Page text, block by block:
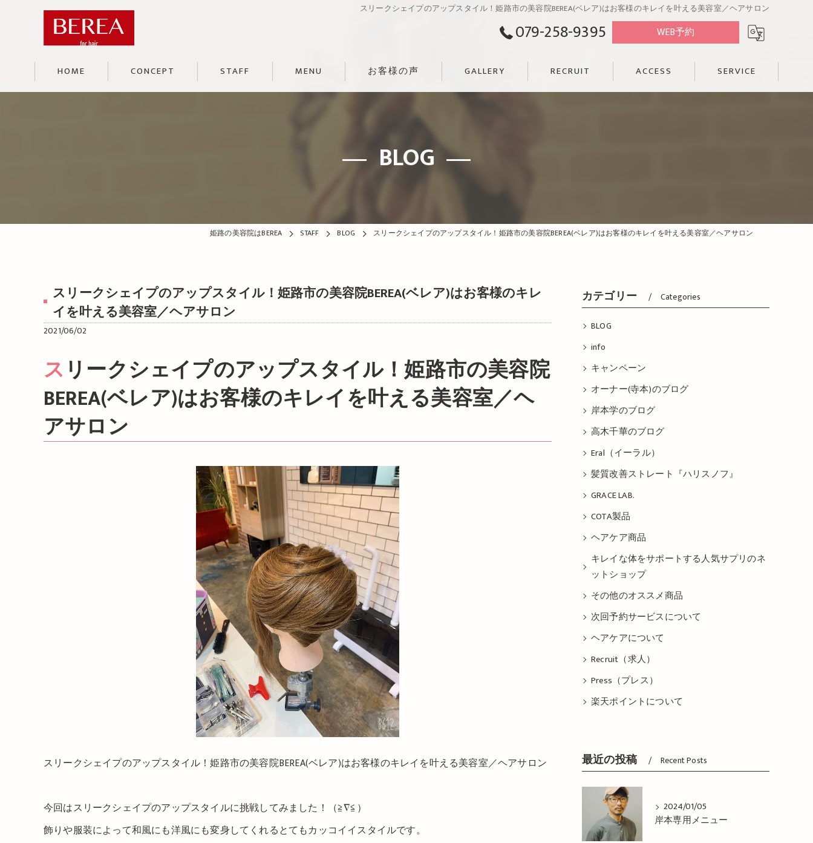
スリークシェイプのアップスタイル！姫路市の美容院BEREA(ベレア)はお客様のキレイを叶える美容室／ヘアサロン
079-258-9395 WEB予約
HOME CONCEPT STAFF MENU お客様の声 GALLERY RECRUIT ACCESS SERVICE
BLOG
姫路の美容院はBEREA STAFF BLOG スリークシェイプのアップスタイル！姫路市の美容院BEREA(ベレア)はお客様のキレイを叶える美容室／ヘアサロン
スリークシェイプのアップスタイル！姫路市の美容院BEREA(ベレア)はお客様のキレ
イを叶える美容室／ヘアサロン
2021/06/02
スリークシェイプのアップスタイル！姫路市の美容院
BEREA(ベレア)はお客様のキレイを叶える美容室／ヘ
アサロン
スリークシェイプのアップスタイル！姫路市の美容院BEREA(ベレア)はお客様のキレイを叶える美容室／ヘアサロン
今回はスリークシェイプのアップスタイルに挑戦してみました！（≧∇≦）
飾りや服装によって和風にも洋風にも変身してくれるとてもカッコイイスタイルです。
カテゴリー Categories
BLOG
info
キャンペーン
オーナー(寺本)のブログ
岸本学のブログ
高木千華のブログ
Eral（イーラル）
髪質改善ストレート『ハリスノフ』
GRACE LAB.
COTA製品
ヘアケア商品
キレイな体をサポートする人気サプリのネ
ットショップ
その他のオススメ商品
次回予約サービスについて
ヘアケアについて
Recruit（求人）
Press（プレス）
楽天ポイントについて
最近の投稿 Recent Posts
2024/01/05
岸本専用メニュー